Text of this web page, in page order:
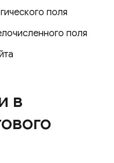
поля
поля
в